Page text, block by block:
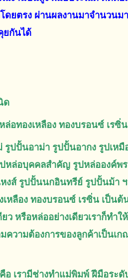
ดยตรง ผ่านผลงานมาจำนวนม
ยกันได้
ด
อทองเหลือง ทองบรอนซ์ เรซิ่
ปปั้นอาม่า รูปปั้นอากง รูปเห
ปหล่อบุคคลสำคัญ รูปหล่อองค์พ
งส์ รูปปั้นนกอินทรีย์ รูปปั้นม้า
หลือง ทองบรอนซ์ เรซิ่น เป็น
ว หรือหล่ออย่างเดียวเราก็ทำ
ความต้องการของลูกค้าเป็นเ
อ เรามีช่างทำแม่พิมพ์ ฝีมือระ